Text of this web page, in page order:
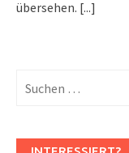
übersehen. [...]
nach: